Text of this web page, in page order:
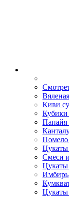
Киви
Кубики
Папайя
Помело
Цукаты
Смеси
Цукаты
Имбирь
Цукаты